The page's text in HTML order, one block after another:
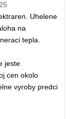
Uhelene
na
tepla.
jeste
cen okolo
vyroby predci